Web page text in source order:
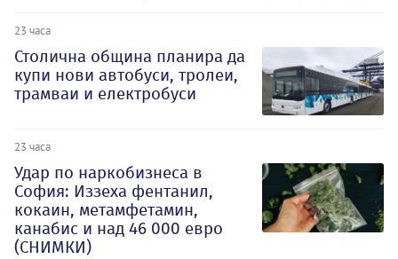
23 часа
Столична община планира да
купи нови автобуси, тролеи,
трамваи и електробуси
23 часа
Удар по наркобизнеса в
София: Иззеха фентанил,
кокаин, метамфетамин,
канабис и над 46 000 евро
(СНИМКИ)